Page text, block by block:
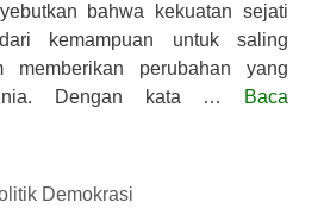
bahwa kekuatan sejati
kemampuan untuk saling
memberikan perubahan yang
Dengan kata …
Baca
Demokrasi